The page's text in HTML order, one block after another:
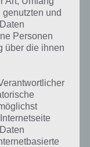
Cello
in 4 Bilder 1
und was gibt es
der Musik? Zu
parat!
und
Personen
über die ihnen